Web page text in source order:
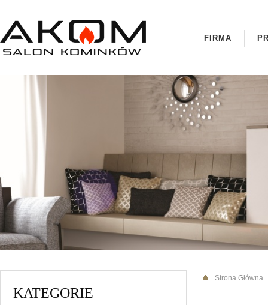
FIRMA
KATEGORIE
Strona Główna